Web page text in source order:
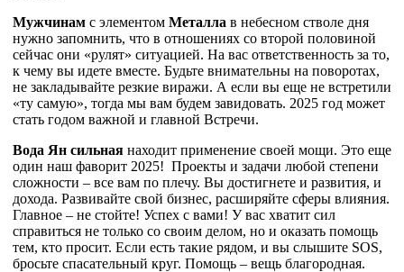
Мужчинам с элементом Металла в небесном стволе дня
нужно запомнить, что в отношениях со второй половиной
сейчас они «рулят» ситуацией. На вас ответственность за то,
к чему вы идете вместе. Будьте внимательны на поворотах,
не закладывайте резкие виражи. А если вы еще не встретили
«ту самую», тогда мы вам будем завидовать. 2025 год может
стать годом важной и главной Встречи.
Вода Ян сильная находит применение своей мощи. Это еще
один наш фаворит 2025! Проекты и задачи любой степени
сложности – все вам по плечу. Вы достигнете и развития, и
дохода. Развивайте свой бизнес, расширяйте сферы влияния.
Главное – не стойте! Успех с вами! У вас хватит сил
справиться не только со своим делом, но и оказать помощь
тем, кто просит. Если есть такие рядом, и вы слышите SOS,
бросьте спасательный круг. Помощь – вещь благородная.